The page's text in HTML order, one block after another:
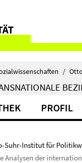
/
PROFIL
Suhr-Institut für
Analysen der